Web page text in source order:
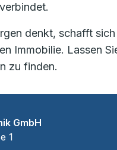
denkt, schafft
Immobilie. Lassen
zu finden.
GmbH
1